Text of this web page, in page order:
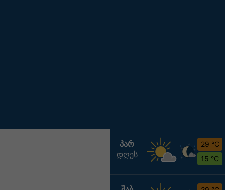
ᲞᲐᲠ
დღეს
29 °C
15 °C